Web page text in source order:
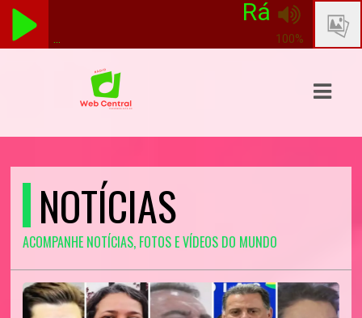
Rádio Web
100%
NOTÍCIAS
ACOMPANHE NOTÍCIAS, FOTOS E VÍDEOS DO MUNDO